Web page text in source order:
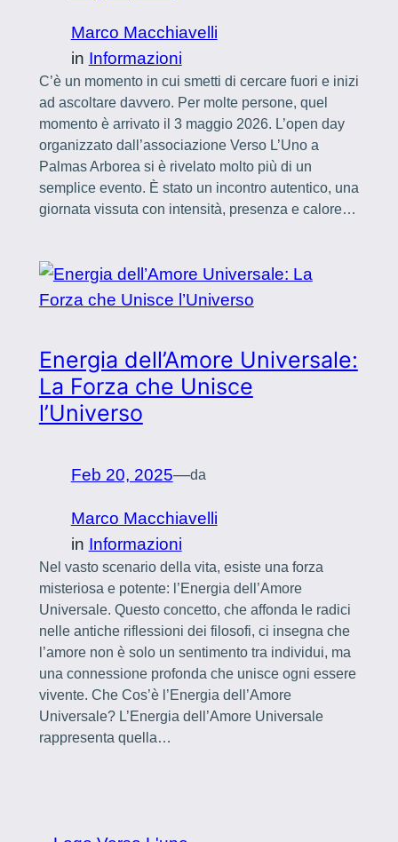
Marco Macchiavelli
in Informazioni
C’è un momento in cui smetti di cercare fuori e inizi
ad ascoltare davvero. Per molte persone, quel
momento è arrivato il 3 maggio 2026. L’open day
organizzato dall’associazione Verso L’Uno a
Palmas Arborea si è rivelato molto più di un
semplice evento. È stato un incontro autentico, una
giornata vissuta con intensità, presenza e calore…
Energia dell’Amore Universale:
La Forza che Unisce
l’Universo
Feb 20, 2025—da
Marco Macchiavelli
in Informazioni
Nel vasto scenario della vita, esiste una forza
misteriosa e potente: l’Energia dell’Amore
Universale. Questo concetto, che affonda le radici
nelle antiche riflessioni dei filosofi, ci insegna che
l’amore non è solo un sentimento tra individui, ma
una connessione profonda che unisce ogni essere
vivente. Che Cos’è l’Energia dell’Amore
Universale? L’Energia dell’Amore Universale
rappresenta quella…